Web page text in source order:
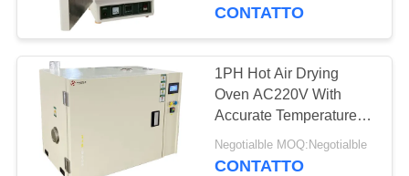
Camera di prova
Shock termico
CONTATTO
1PH Hot Air Drying
Oven AC220V With
Accurate Temperature
Control
Negotialble MOQ:Negotialble
CONTATTO